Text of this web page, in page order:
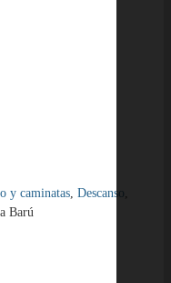
y caminatas, Descanso,
Barú